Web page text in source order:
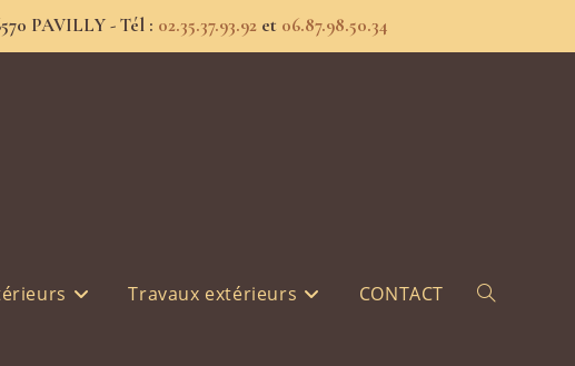
PAVILLY - Tél : 02.35.37.93.92 et 06.87.98.50.34
Travaux extérieurs CONTACT